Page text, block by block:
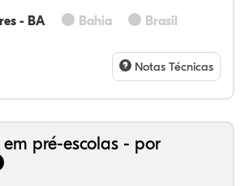
- BA Bahia Brasil
Notas Técnicas
pré-escolas - por